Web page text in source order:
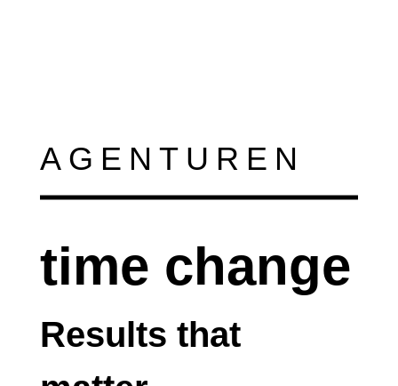
AGENTUREN
time change
Results that